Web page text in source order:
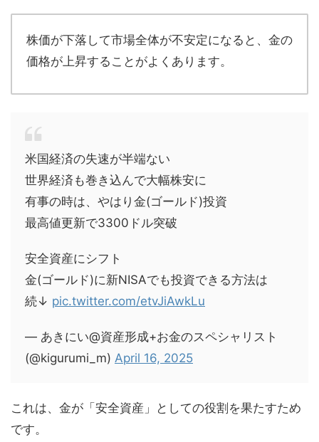
株価が下落して市場全体が不安定になると、金の
価格が上昇することがよくあります。
米国経済の失速が半端ない
世界経済も巻き込んで大幅株安に
有事の時は、やはり金(ゴールド)投資
最高値更新で3300ドル突破
安全資産にシフト
金(ゴールド)に新NISAでも投資できる方法は
続↓ pic.twitter.com/etvJiAwkLu
— あきにい@資産形成+お金のスペシャリスト
(@kigurumi_m) April 16, 2025
これは、金が「安全資産」としての役割を果たすため
です。